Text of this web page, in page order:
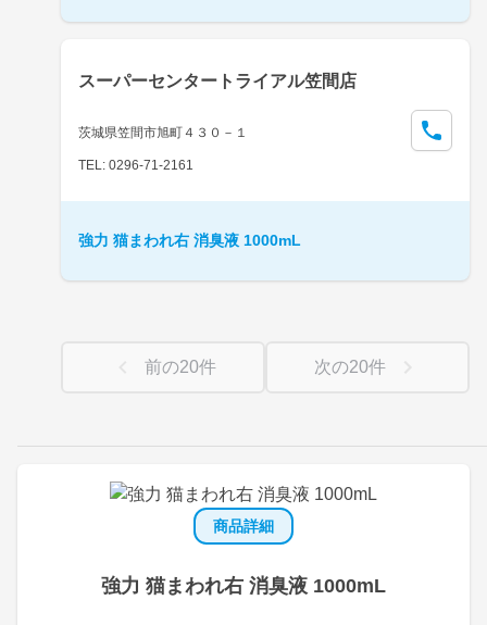
商品詳細
強力 猫まわれ右 消臭液 1000mL
スーパーセンタートライアル笠間店
茨城県笠間市旭町４３０－１
TEL: 0296-71-2161
強力 猫まわれ右 消臭液 1000mL
前の20件 次の20件